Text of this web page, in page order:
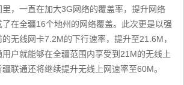
里，一直在加大3G网络的覆盖率，提升网络
在全疆16个地州的网络覆盖。此次更是以强
无线网卡7.2M的下行速率，提升至21.6M，
户就能够在全疆范围内享受到21M的无线上
联通还将继续提升无线上网速率至60M。